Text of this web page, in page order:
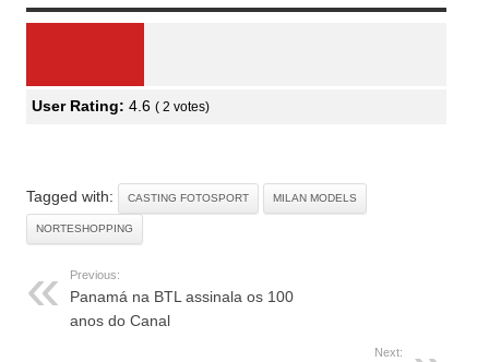
User Rating: 4.6 ( 2 votes)
Tagged with: CASTING FOTOSPORT MILAN MODELS
NORTESHOPPING
Previous:
Panamá na BTL assinala os 100
anos do Canal
Next: